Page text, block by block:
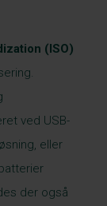
(ISO)
ved USB-
eller
der også